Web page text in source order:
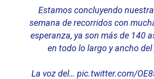
Estamos concluyendo
semana de recorridos con
esperanza, ya son más de 140
en todo lo largo y ancho del
La voz del… pic.twitter.com/